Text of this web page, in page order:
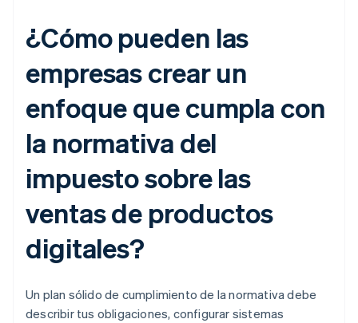
¿Cómo pueden las
empresas crear un
enfoque que cumpla con
la normativa del
impuesto sobre las
ventas de productos
digitales?
Un plan sólido de cumplimiento de la normativa debe
describir tus obligaciones, configurar sistemas